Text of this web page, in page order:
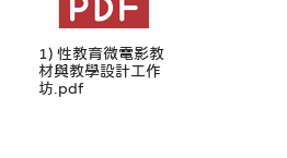
1) 性教育微電影教
材與教學設計工作
坊.pdf